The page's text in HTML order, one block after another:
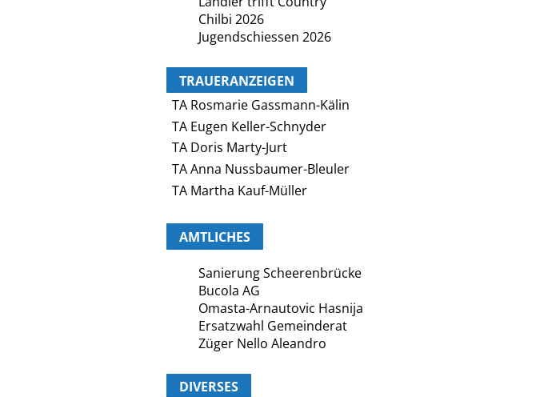
Chilbi 2026
Jugendschiessen 2026
TRAUERANZEIGEN
TA Rosmarie Gassmann-Kälin
TA Eugen Keller-Schnyder
TA Doris Marty-Jurt
TA Anna Nussbaumer-Bleuler
TA Martha Kauf-Müller
AMTLICHES
Sanierung Scheerenbrücke
Bucola AG
Omasta-Arnautovic Hasnija
Ersatzwahl Gemeinderat
Züger Nello Aleandro
DIVERSES